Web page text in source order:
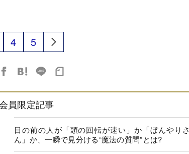
4 5
員限定記事
目の前の人が「頭の回転が速い」か「ぼんやりさ
ん」か、一瞬で見分ける“魔法の質問”とは?